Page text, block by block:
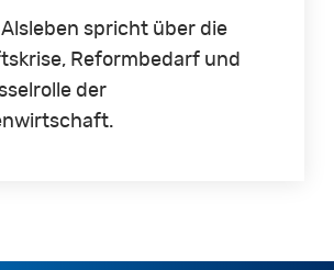
spricht über die
Reformbedarf und
der